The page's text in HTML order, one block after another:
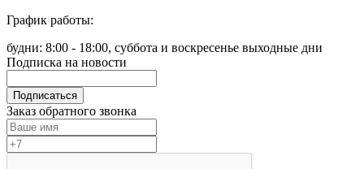
График работы:
будни: 8:00 - 18:00, суббота и воскресенье выходные дни
Подписка на новости
Подписаться
Заказ обратного звонка